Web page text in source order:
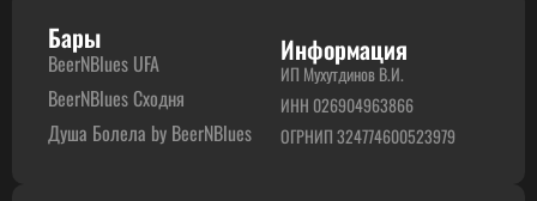
Бары
BeerNBlues UFA
BeerNBlues Сходня
Душа Болела by BeerNBlues
Информация
ИП Мухутдинов В.И.
ИНН 026904963866
ОГРНИП 324774600523979